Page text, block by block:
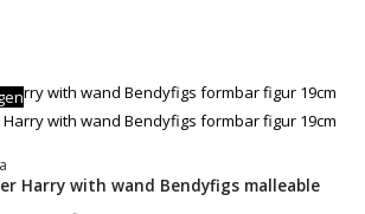
Harry with wand Bendyfigs malleable